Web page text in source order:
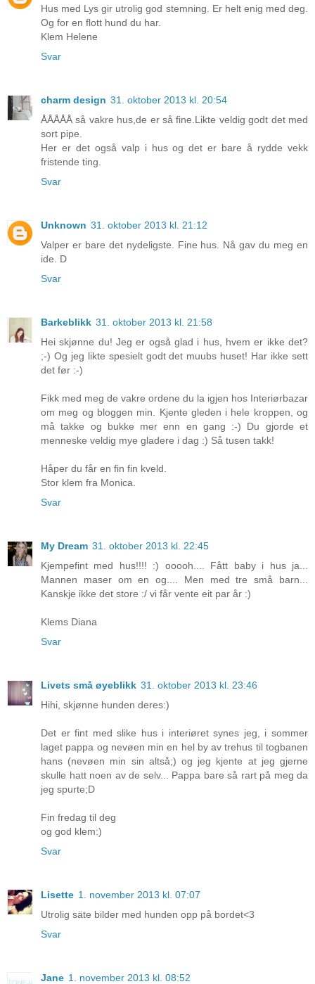
Hus med Lys gir utrolig god stemning. Er helt enig med deg.
Og for en flott hund du har.
Klem Helene
Svar
charm design 31. oktober 2013 kl. 20:54
ÅÅÅÅÅ så vakre hus,de er så fine.Likte veldig godt det med
sort pipe.
Her er det også valp i hus og det er bare å rydde vekk
fristende ting.
Svar
Unknown 31. oktober 2013 kl. 21:12
Valper er bare det nydeligste. Fine hus. Nå gav du meg en
ide. D
Svar
Barkeblikk 31. oktober 2013 kl. 21:58
Hei skjønne du! Jeg er også glad i hus, hvem er ikke det?
;-) Og jeg likte spesielt godt det muubs huset! Har ikke sett
det før :-)
Fikk med meg de vakre ordene du la igjen hos Interiørbazar
om meg og bloggen min. Kjente gleden i hele kroppen, og
må takke og bukke mer enn en gang :-) Du gjorde et
menneske veldig mye gladere i dag :) Så tusen takk!
Håper du får en fin fin kveld.
Stor klem fra Monica.
Svar
My Dream 31. oktober 2013 kl. 22:45
Kjempefint med hus!!!! :) ooooh.... Fått baby i hus ja...
Mannen maser om en og.... Men med tre små barn...
Kanskje ikke det store :/ vi får vente eit par år :)
Klems Diana
Svar
Livets små øyeblikk 31. oktober 2013 kl. 23:46
Hihi, skjønne hunden deres:)
Det er fint med slike hus i interiøret synes jeg, i sommer
laget pappa og nevøen min en hel by av trehus til togbanen
hans (nevøen min sin altså;) og jeg kjente at jeg gjerne
skulle hatt noen av de selv... Pappa bare så rart på meg da
jeg spurte;D
Fin fredag til deg
og god klem:)
Svar
Lisette 1. november 2013 kl. 07:07
Utrolig säte bilder med hunden opp på bordet<3
Svar
Jane 1. november 2013 kl. 08:52